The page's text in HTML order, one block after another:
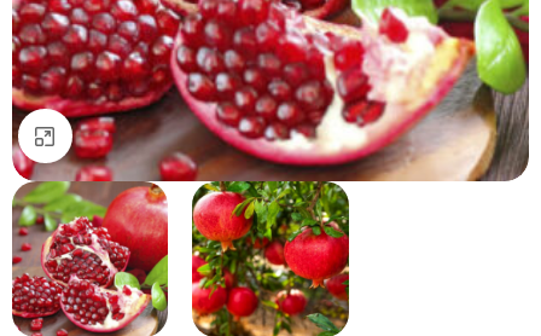
Натисніть, щоб збільшити